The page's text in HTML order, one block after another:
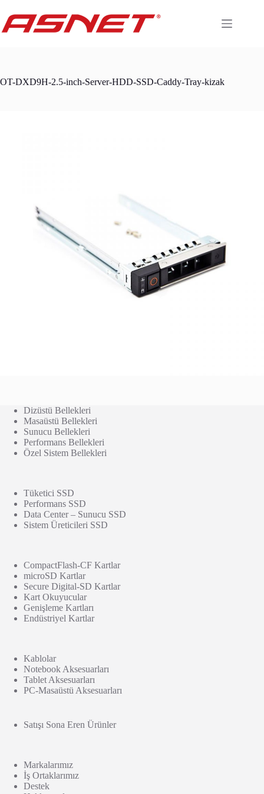
content
OT-DXD9H-2.5-inch-Server-HDD-SSD-Caddy-Tray-kizak
Dizüstü Bellekleri
Masaüstü Bellekleri
Sunucu Bellekleri
Performans Bellekleri
Özel Sistem Bellekleri
Tüketici SSD
Performans SSD
Data Center – Sunucu SSD
Sistem Üreticileri SSD
CompactFlash-CF Kartlar
microSD Kartlar
Secure Digital-SD Kartlar
Kart Okuyucular
Genişleme Kartları
Endüstriyel Kartlar
Kablolar
Notebook Aksesuarları
Tablet Aksesuarları
PC-Masaüstü Aksesuarları
Satışı Sona Eren Ürünler
Markalarımız
İş Ortaklarımız
Destek